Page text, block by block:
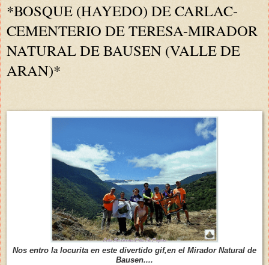
*BOSQUE (HAYEDO) DE CARLAC-
CEMENTERIO DE TERESA-MIRADOR
NATURAL DE BAUSEN (VALLE DE
ARAN)*
Nos entro la locurita en este divertido gif,en el Mirador Natural de
Bausen....